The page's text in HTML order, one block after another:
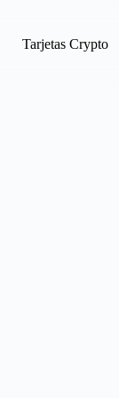
Tarjetas Crypto